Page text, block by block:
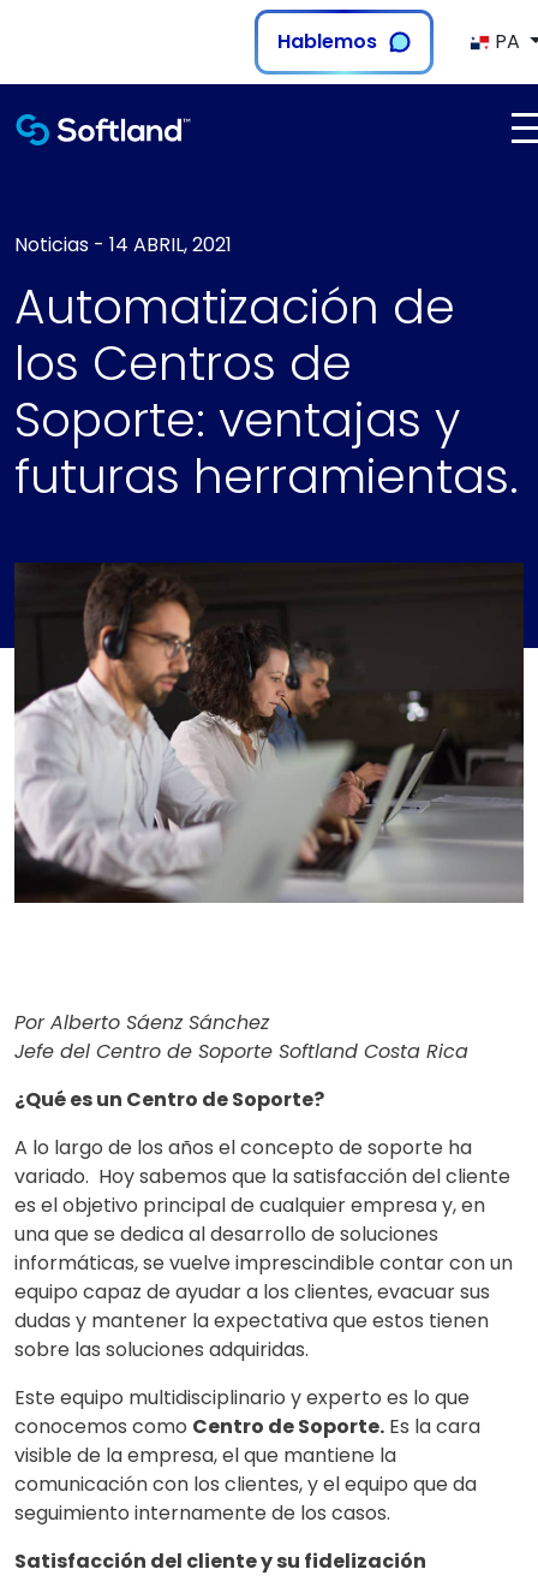
Hablemos PA
Noticias - 14 ABRIL, 2021
Automatización de
los Centros de
Soporte: ventajas y
futuras herramientas.
Por Alberto Sáenz Sánchez
Jefe del Centro de Soporte Softland Costa Rica
¿Qué es un Centro de Soporte?
A lo largo de los años el concepto de soporte ha
variado. Hoy sabemos que la satisfacción del cliente
es el objetivo principal de cualquier empresa y, en
una que se dedica al desarrollo de soluciones
informáticas, se vuelve imprescindible contar con un
equipo capaz de ayudar a los clientes, evacuar sus
dudas y mantener la expectativa que estos tienen
sobre las soluciones adquiridas.
Este equipo multidisciplinario y experto es lo que
conocemos como Centro de Soporte. Es la cara
visible de la empresa, el que mantiene la
comunicación con los clientes, y el equipo que da
seguimiento internamente de los casos.
Satisfacción del cliente y su fidelización